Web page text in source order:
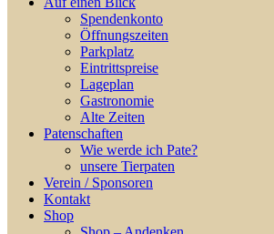
Spendenkonto
Öffnungszeiten
Parkplatz
Eintrittspreise
Lageplan
Gastronomie
Alte Zeiten
Patenschaften
Wie werde ich Pate?
unsere Tierpaten
Verein / Sponsoren
Kontakt
Shop